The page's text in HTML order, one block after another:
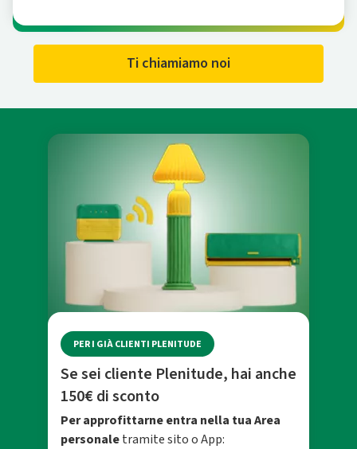
Ti chiamiamo noi
PER I GIÀ CLIENTI PLENITUDE
Se sei cliente Plenitude, hai anche
150€ di sconto
Per approfittarne entra nella tua Area
personaletramite sito o App: